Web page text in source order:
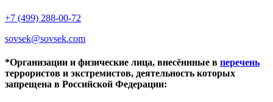
+7 (499) 288-00-72
sovsek@sovsek.com
*Организации и физические лица, внесённные в перечень
террористов и экстремистов, деятельность которых
запрещена в Российской Федерации: